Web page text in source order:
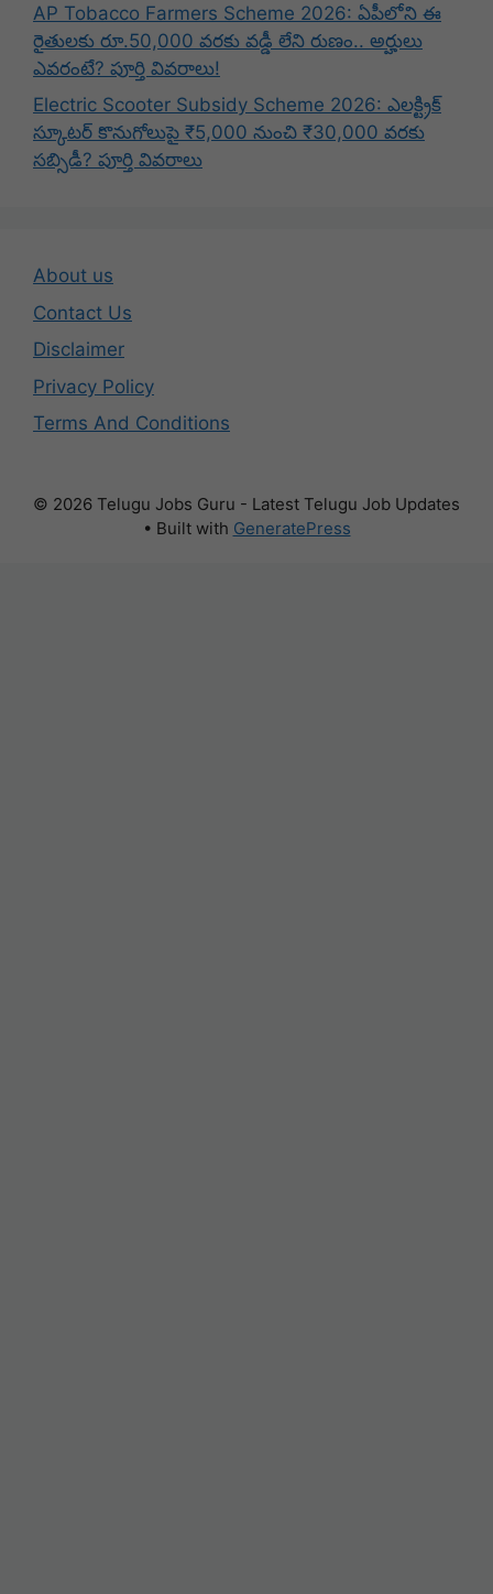
AP Tobacco Farmers Scheme 2026: ఏపీలోని ఈ
రైతులకు రూ.50,000 వరకు వడ్డీ లేని రుణం.. అర్హులు
ఎవరంటే? పూర్తి వివరాలు!
Electric Scooter Subsidy Scheme 2026: ఎలక్ట్రిక్
స్కూటర్ కొనుగోలుపై ₹5,000 నుంచి ₹30,000 వరకు
సబ్సిడీ? పూర్తి వివరాలు
About us
Contact Us
Disclaimer
Privacy Policy
Terms And Conditions
© 2026 Telugu Jobs Guru - Latest Telugu Job Updates
• Built with GeneratePress